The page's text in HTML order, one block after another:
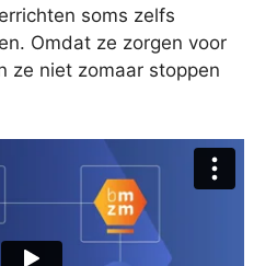
soms zelfs
Omdat ze zorgen voor
ze niet zomaar stoppen